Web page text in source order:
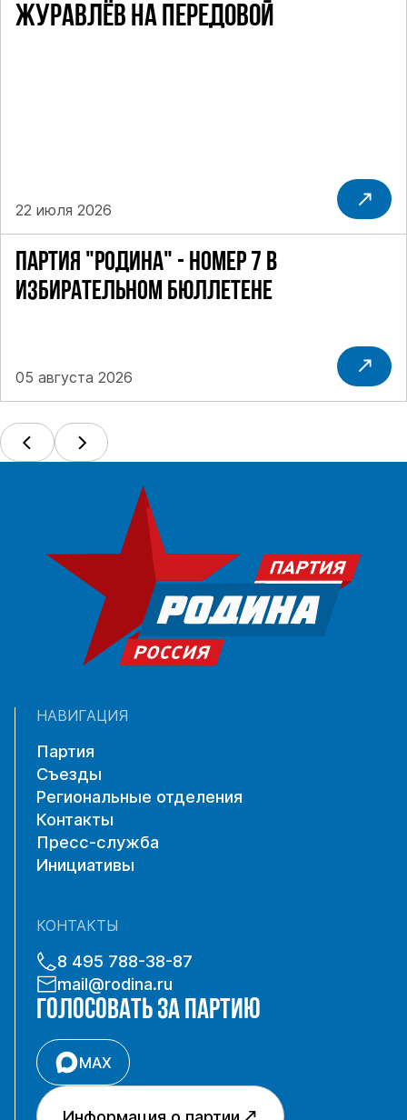
ПАРТИЯ "РОДИНА" - НОМЕР 7 В
ИЗБИРАТЕЛЬНОМ БЮЛЛЕТЕНЕ
05 августа 2026
ЖУРАВЛЁВ НА ПЕРЕДОВОЙ
22 июля 2026
НАВИГАЦИЯ
Партия
Съезды
Региональные отделения
Контакты
Пресс-служба
Инициативы
КОНТАКТЫ
8 495 788-38-87
mail@rodina.ru
ГОЛОСОВАТЬ ЗА ПАРТИЮ
MAX